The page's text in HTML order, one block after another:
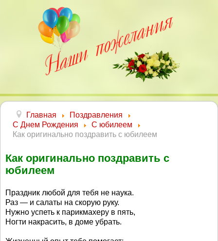
Главная
Поздравления
С Днем Рождения
С юбилеем
Как оригинально поздравить с юбилеем
Как оригинально поздравить с
юбилеем
Праздник любой для тебя не наука.
Раз — и салаты на скорую руку.
Нужно успеть к парикмахеру в пять,
Ногти накрасить, в доме убрать.